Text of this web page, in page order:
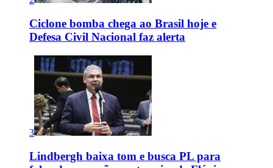
Ciclone bomba chega ao Brasil hoje e
Defesa Civil Nacional faz alerta
3
Lindbergh baixa tom e busca PL para